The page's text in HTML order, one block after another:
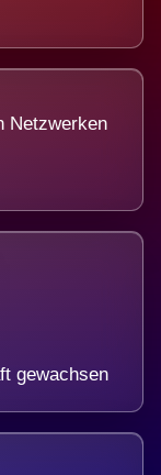
Netzwerken
gewachsen